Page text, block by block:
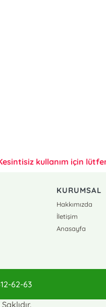
kullanım için
KURUMSAL
Hakkımızda
İletişim
Anasayfa
62-63